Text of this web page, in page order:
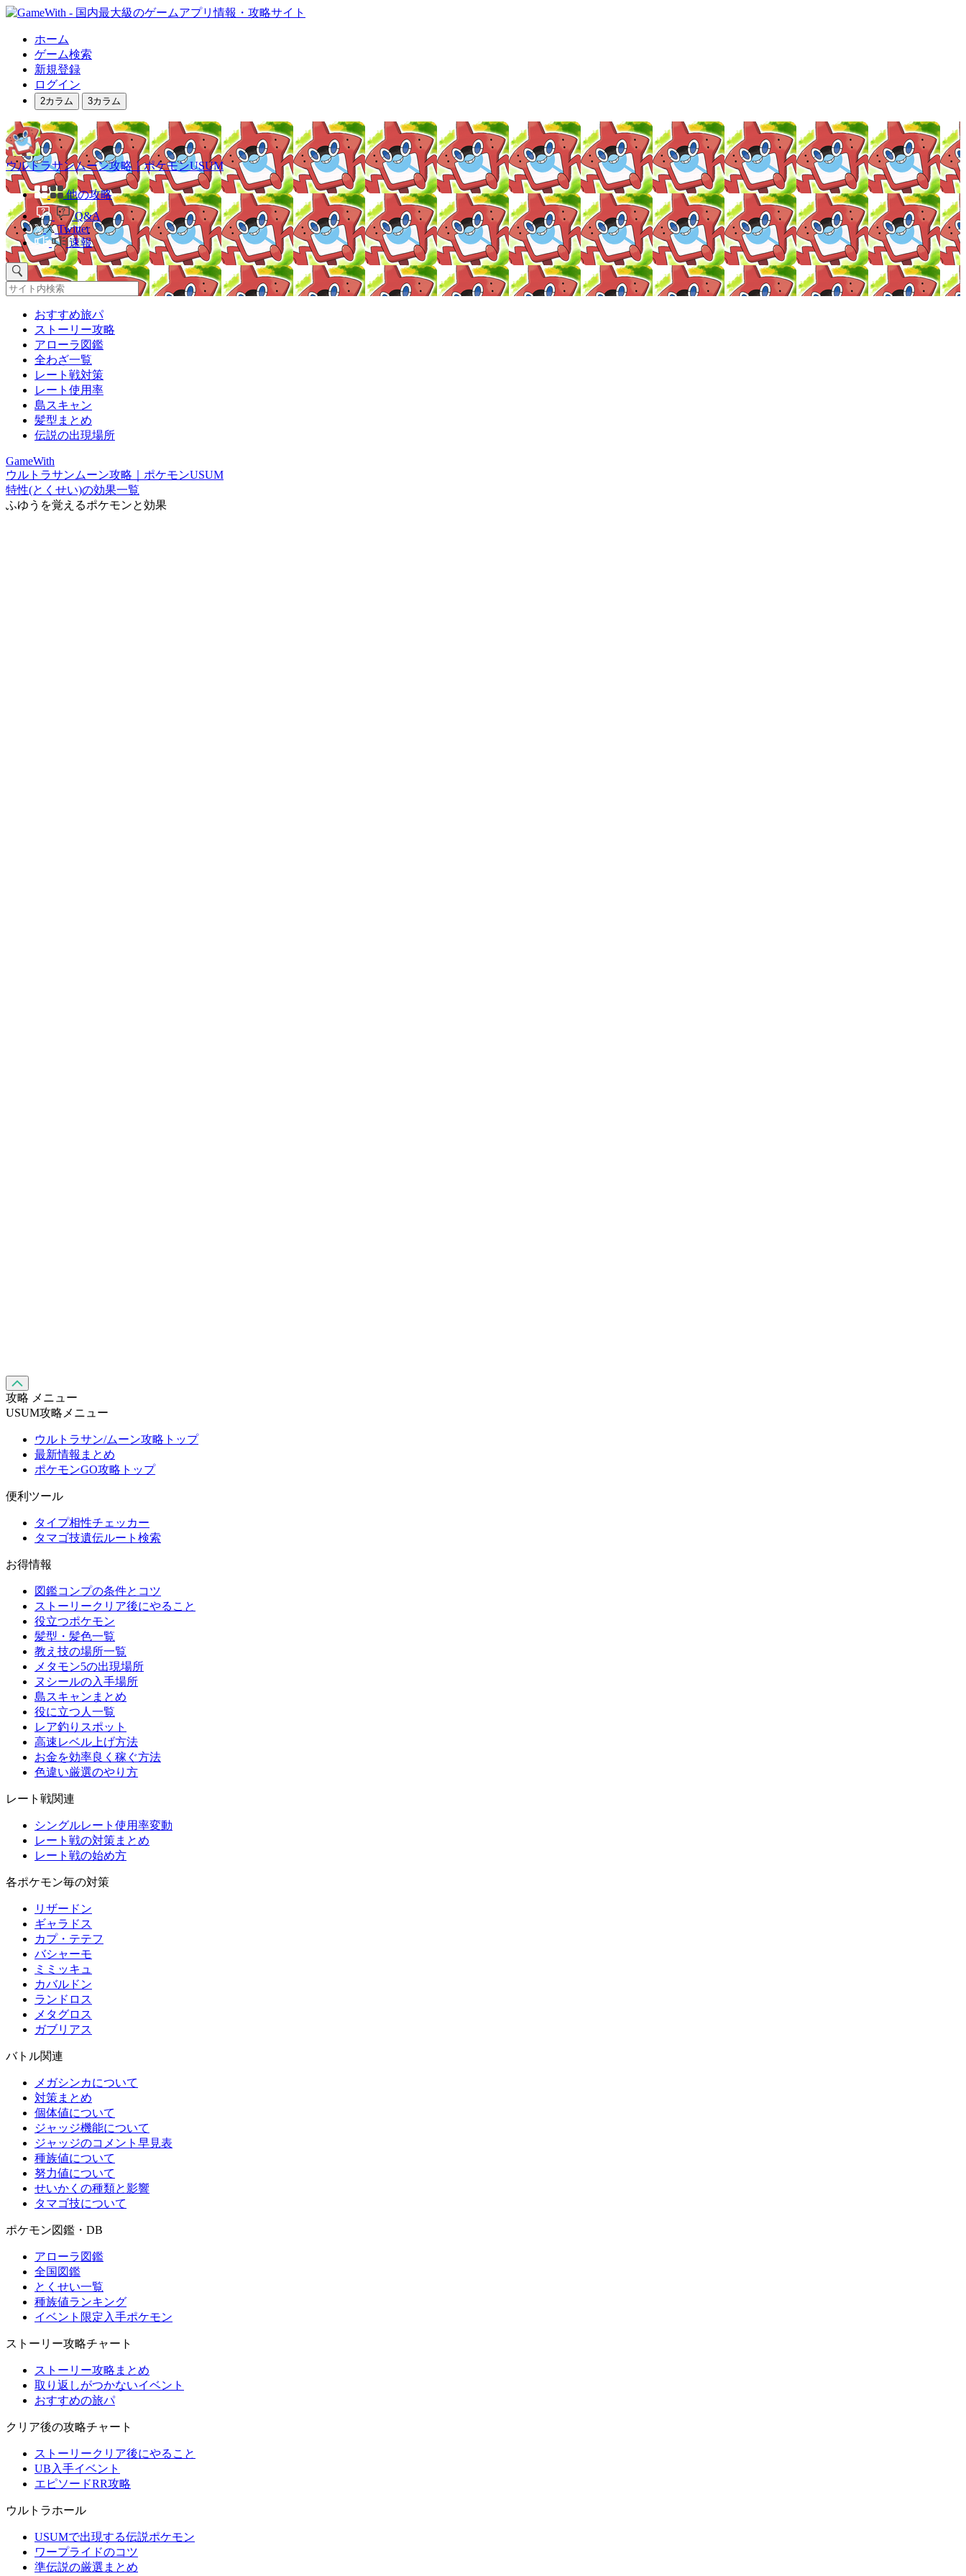
ホーム
ゲーム検索
新規登録
ログイン
2カラム 3カラム
ウルトラサンムーン攻略｜ポケモンUSUM
他の攻略
Q&A
Twitter
速報
おすすめ旅パ
ストーリー攻略
アローラ図鑑
全わざ一覧
レート戦対策
レート使用率
島スキャン
髪型まとめ
伝説の出現場所
GameWith
ウルトラサンムーン攻略｜ポケモンUSUM
特性(とくせい)の効果一覧
ふゆうを覚えるポケモンと効果
攻略 メニュー
USUM攻略メニュー
ウルトラサン/ムーン攻略トップ
最新情報まとめ
ポケモンGO攻略トップ
便利ツール
タイプ相性チェッカー
タマゴ技遺伝ルート検索
お得情報
図鑑コンプの条件とコツ
ストーリークリア後にやること
役立つポケモン
髪型・髪色一覧
教え技の場所一覧
メタモン5の出現場所
ヌシールの入手場所
島スキャンまとめ
役に立つ人一覧
レア釣りスポット
高速レベル上げ方法
お金を効率良く稼ぐ方法
色違い厳選のやり方
レート戦関連
シングルレート使用率変動
レート戦の対策まとめ
レート戦の始め方
各ポケモン毎の対策
リザードン
ギャラドス
カプ・テテフ
バシャーモ
ミミッキュ
カバルドン
ランドロス
メタグロス
ガブリアス
バトル関連
メガシンカについて
対策まとめ
個体値について
ジャッジ機能について
ジャッジのコメント早見表
種族値について
努力値について
せいかくの種類と影響
タマゴ技について
ポケモン図鑑・DB
アローラ図鑑
全国図鑑
とくせい一覧
種族値ランキング
イベント限定入手ポケモン
ストーリー攻略チャート
ストーリー攻略まとめ
取り返しがつかないイベント
おすすめの旅パ
クリア後の攻略チャート
ストーリークリア後にやること
UB入手イベント
エピソードRR攻略
ウルトラホール
USUMで出現する伝説ポケモン
ワープライドのコツ
準伝説の厳選まとめ